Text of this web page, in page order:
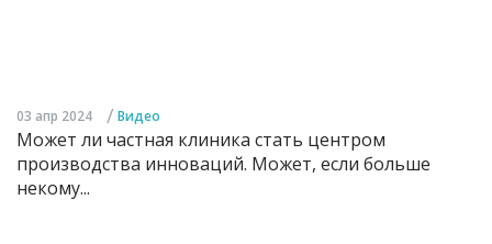
03 апр 2024 / Видео
Может ли частная клиника стать центром
производства инноваций. Может, если больше
некому...